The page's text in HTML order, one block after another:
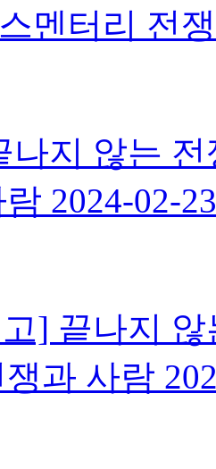
멘터리 전
나지 않는
2024-02-23
] 끝나지
과 사람